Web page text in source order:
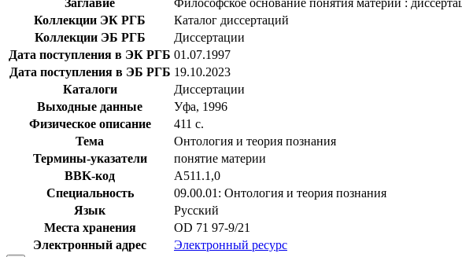
Коллекции ЭК РГБ
Каталог диссертаций
Коллекции ЭБ РГБ
Диссертации
Дата поступления в ЭК РГБ 01.07.1997
Дата поступления в ЭБ РГБ 19.10.2023
Каталоги
Диссертации
Выходные данные
Уфа, 1996
Физическое описание
411 с.
Тема
Онтология и теория познания
Термины-указатели
понятие материи
BBK-код
А511.1,0
Специальность
09.00.01: Онтология и теория познания
Язык
Русский
Места хранения
OD 71 97-9/21
Электронный адрес
Электронный ресурс